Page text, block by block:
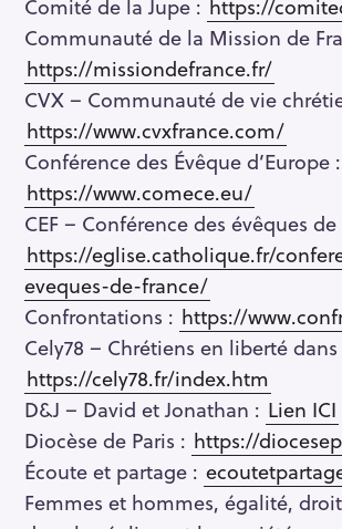
Communauté de la Mission de
https://missiondefrance.fr/
CVX – Communauté de vie
https://www.cvxfrance.com/
Conférence des Évêque d’Europe :
https://www.comece.eu/
CEF – Conférence des évêques de
https://eglise.catholique.fr/
eveques-de-france/
Confrontations : https://
Cely78 – Chrétiens en liberté
https://cely78.fr/index.htm
D&J – David et Jonathan : Lien ICI
Diocèse de Paris : https://
Écoute et partage :
Femmes et hommes, égalité,